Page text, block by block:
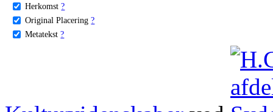
Herkomst ?
Original Placering ?
Metatekst ?